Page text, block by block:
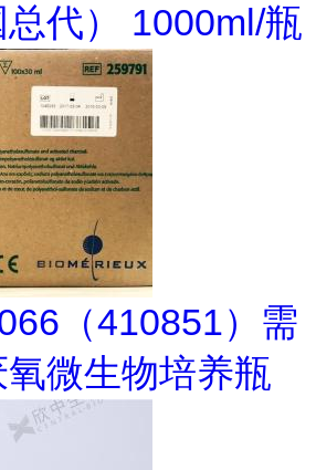
代） 1000ml/瓶
（410851）需
微生物培养瓶